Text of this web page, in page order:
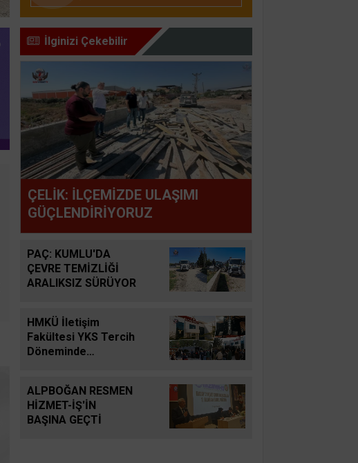
İlginizi Çekebilir
ÇELİK: İLÇEMİZDE ULAŞIMI
GÜÇLENDİRİYORUZ
PAÇ: KUMLU'DA
ÇEVRE TEMİZLİĞİ
ARALIKSIZ SÜRÜYOR
HMKÜ İletişim
Fakültesi YKS Tercih
Döneminde
ALPBOĞAN RESMEN
HİZMET-İŞ'İN
BAŞINA GEÇTİ